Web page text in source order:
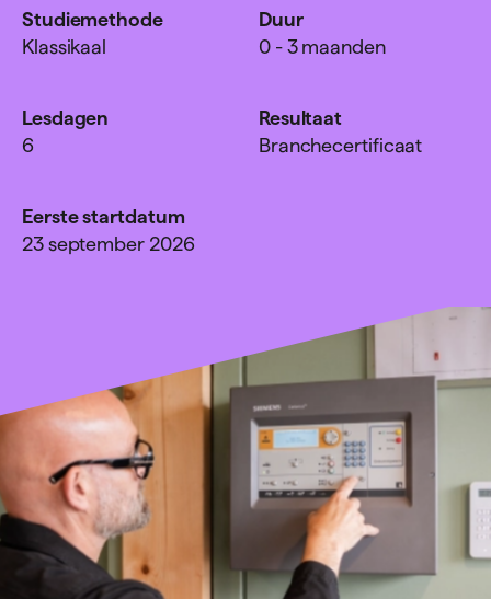
Studiemethode
Klassikaal
Duur
0 - 3 maanden
Lesdagen
6
Resultaat
Branchecertificaat
Eerste startdatum
23 september 2026